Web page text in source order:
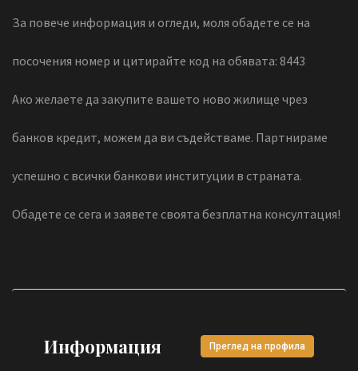
За повече информация и огледи, моля обадете се на
посочения номер и цитирайте код на обявата: 8443
Ако желаете да закупите вашето ново жилище чрез
банков кредит, можем да ви съдействаме. Партнираме
успешно с всички банкови институции в страната.
Обадете се сега и заявете своята безплатна консултация!
Информация Преглед на профила